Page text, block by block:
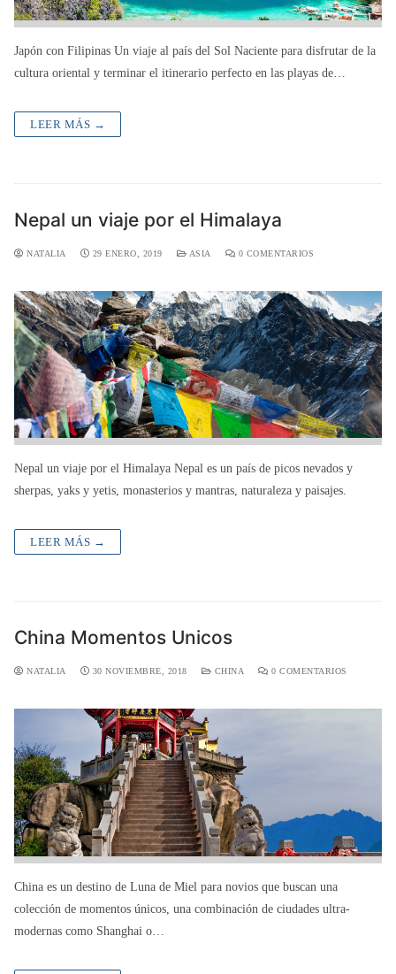
Japón con Filipinas Un viaje al país del Sol Naciente para disfrutar de la
cultura oriental y terminar el itinerario perfecto en las playas de…
LEER MÁS →
Nepal un viaje por el Himalaya
NATALIA 29 ENERO, 2019 ASIA 0 COMENTARIOS
Nepal un viaje por el Himalaya Nepal es un país de picos nevados y
sherpas, yaks y yetis, monasterios y mantras, naturaleza y paisajes.
LEER MÁS →
China Momentos Unicos
NATALIA 30 NOVIEMBRE, 2018 CHINA 0 COMENTARIOS
China es un destino de Luna de Miel para novios que buscan una
colección de momentos únicos, una combinación de ciudades ultra-
modernas como Shanghai o…